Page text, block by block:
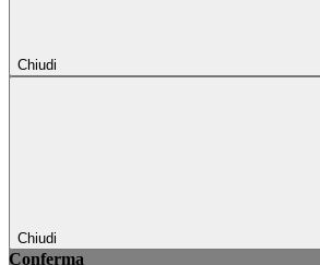
Chiudi
Chiudi
Conferma